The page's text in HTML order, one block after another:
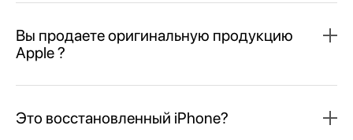
Вы продаете оригинальную продукцию
Apple ?
Это восстановленный iPhone?